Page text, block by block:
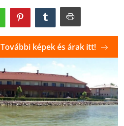
További képek és árak itt!